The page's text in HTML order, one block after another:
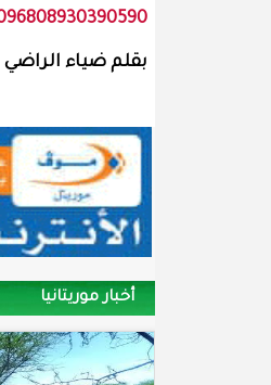
بقلم ضياء الراضي
أخبار موريتانيا